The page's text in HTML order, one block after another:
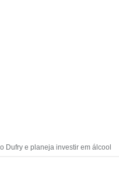
Dufry e planeja investir em álcool